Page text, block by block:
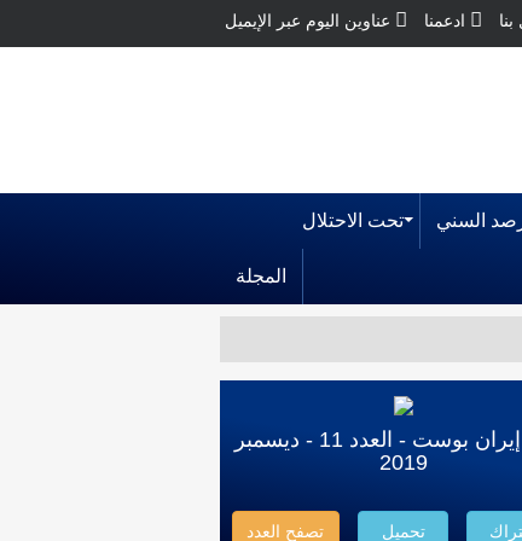
ادعمنا عناوين اليوم عبر الإيميل
السني تحت الاحتلال
المجلة
مجلة إيران بوست - العدد 11 - ديسمبر
2019
تصفح العدد تحميل